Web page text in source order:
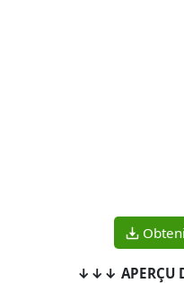
↓↓↓ APERÇU